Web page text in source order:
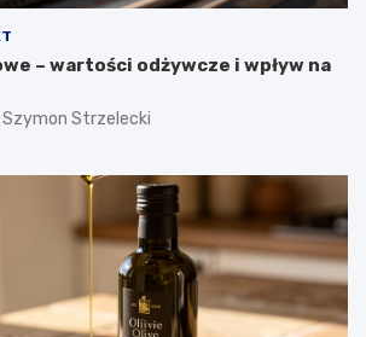
– wartości odżywcze i wpływ na
Szymon Strzelecki